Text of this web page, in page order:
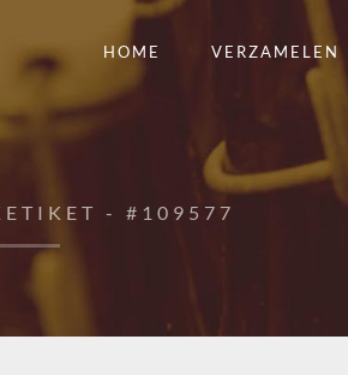
HOME VERZAMELEN
- #109577